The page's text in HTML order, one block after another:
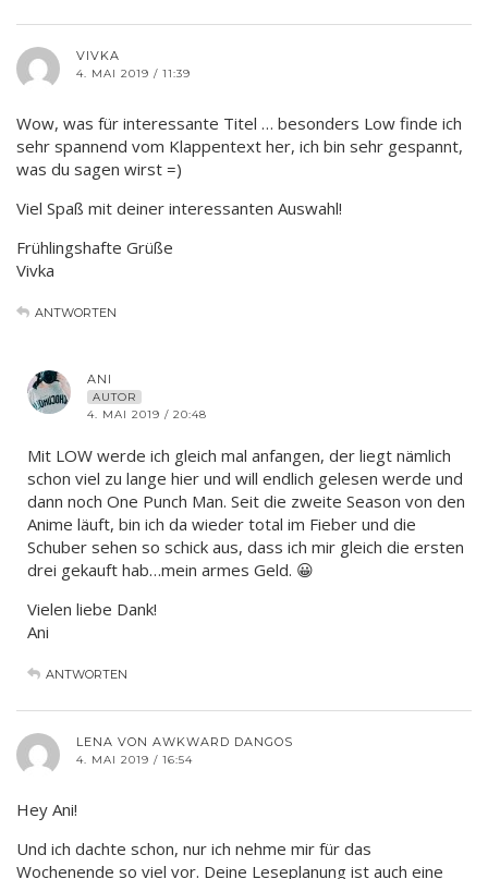
VIVKA
4. MAI 2019 / 11:39
Wow, was für interessante Titel … besonders Low finde ich
sehr spannend vom Klappentext her, ich bin sehr gespannt,
was du sagen wirst =)
Viel Spaß mit deiner interessanten Auswahl!
Frühlingshafte Grüße
Vivka
ANTWORTEN
ANI
AUTOR
4. MAI 2019 / 20:48
Mit LOW werde ich gleich mal anfangen, der liegt nämlich
schon viel zu lange hier und will endlich gelesen werde und
dann noch One Punch Man. Seit die zweite Season von den
Anime läuft, bin ich da wieder total im Fieber und die
Schuber sehen so schick aus, dass ich mir gleich die ersten
drei gekauft hab…mein armes Geld. 😀
Vielen liebe Dank!
Ani
ANTWORTEN
LENA VON AWKWARD DANGOS
4. MAI 2019 / 16:54
Hey Ani!
Und ich dachte schon, nur ich nehme mir für das
Wochenende so viel vor. Deine Leseplanung ist auch eine